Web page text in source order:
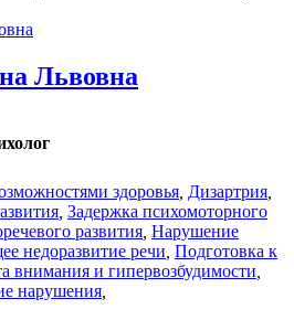
Львовна
здоровья Дизартрия
Задержка психомоторного
развития Нарушение
недоразвитие речи Подготовка к
внимания и гипервозбудимости
нарушения